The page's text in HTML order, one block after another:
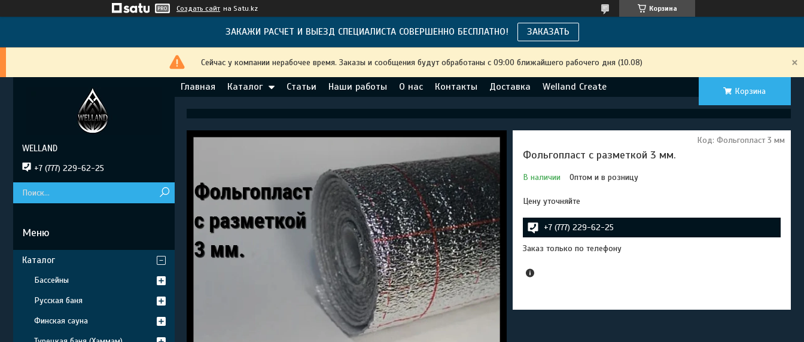
Создать сайт на Satu.kz Корзина
ЗАКАЖИ РАСЧЕТ И ВЫЕЗД СПЕЦИАЛИСТА СОВЕРШЕННО БЕСПЛАТНО! ЗАКАЗАТЬ
Сейчас у компании нерабочее время. Заказы и сообщения будут обработаны с 09:00 ближайшего рабочего дня (10.08)
Главная Каталог Статьи Наши работы О нас Контакты Доставка Welland Create Корзина
Фольгопласт с разметкой 3 мм.
В наличии Оптом и в розницу
Код: Фольгопласт 3 мм
Цену уточняйте
+7 (777) 229-62-25
Заказ только по телефону
WELLAND
+7 (777) 229-62-25
Каталог
Бассейны
Русская баня
Финская сауна